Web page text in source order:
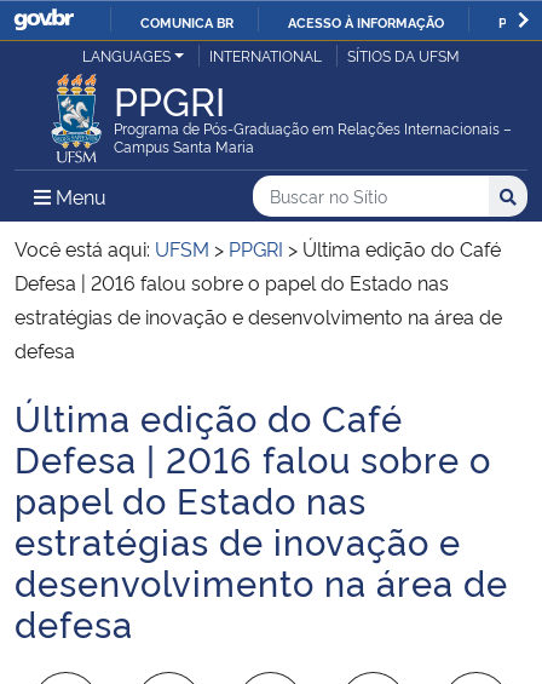
IR
O
COMUNICA BR ACESSO À INFORMAÇÃO
Ministério da Justiça e Segurança Pública
Ministério da Defesa
Ministério das Relações Exteriores
Ministério da Economia
Ministério da Agricultura, Pecuária e Abastecimento
Ministério da Educação
Ministério da Cidadania
Ministério da Saúde
LANGUAGES INTERNATIONAL SÍTIOS DA UFSM
PPGRI
Programa de Pós-Graduação em Relações Internacionais –
Campus Santa Maria
Menu Menu Principal do Sítio
Busca
Buscar no no Sítio
Busca:
Você está aqui: UFSM > PPGRI > Última edição do Café
Defesa | 2016 falou sobre o papel do Estado nas
estratégias de inovação e desenvolvimento na área de
defesa
Início do conteúdo
Última edição do Café
Defesa | 2016 falou sobre o
papel do Estado nas
estratégias de inovação e
desenvolvimento na área de
defesa